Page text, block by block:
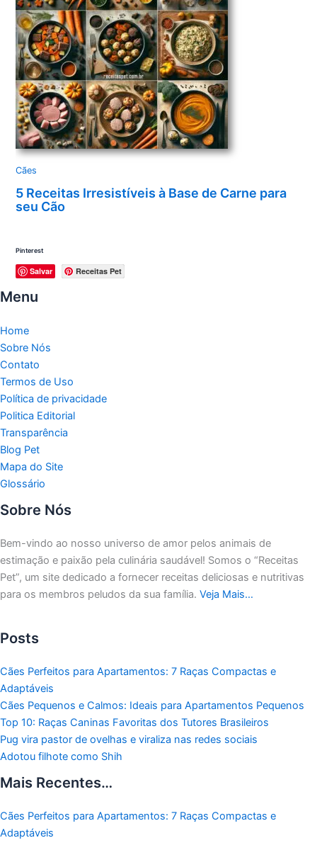
Cães
5 Receitas Irresistíveis à Base de Carne para
seu Cão
Pinterest
Salvar Receitas Pet
Menu
Home
Sobre Nós
Contato
Termos de Uso
Política de privacidade
Politica Editorial
Transparência
Blog Pet
Mapa do Site
Glossário
Sobre Nós
Bem-vindo ao nosso universo de amor pelos animais de
estimação e paixão pela culinária saudável! Somos o “Receitas
Pet”, um site dedicado a fornecer receitas deliciosas e nutritivas
para os membros peludos da sua família. Veja Mais…
Posts
Cães Perfeitos para Apartamentos: 7 Raças Compactas e
Adaptáveis
Cães Pequenos e Calmos: Ideais para Apartamentos Pequenos
Top 10: Raças Caninas Favoritas dos Tutores Brasileiros
Pug vira pastor de ovelhas e viraliza nas redes sociais
Adotou filhote como Shih
Mais Recentes…
Cães Perfeitos para Apartamentos: 7 Raças Compactas e
Adaptáveis